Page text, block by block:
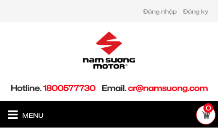
Đăng nhập Đăng ký
Hotline.1800577730 Email.cr@namsuong.com
MENU
0